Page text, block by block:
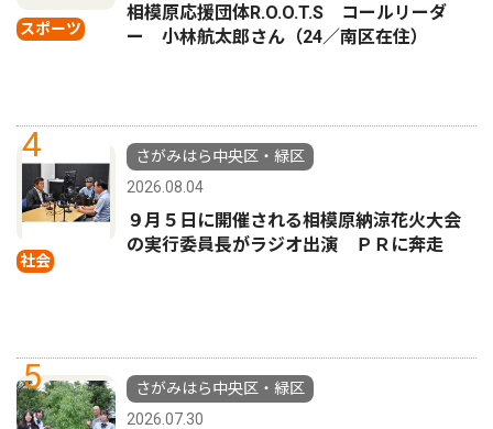
スポーツ
相模原応援団体R.O.O.T.S コールリーダ
ー 小林航太郎さん（24／南区在住）
4
社会
さがみはら中央区・緑区
2026.08.04
９月５日に開催される相模原納涼花火大会
の実行委員長がラジオ出演 ＰＲに奔走
5
さがみはら中央区・緑区
2026.07.30